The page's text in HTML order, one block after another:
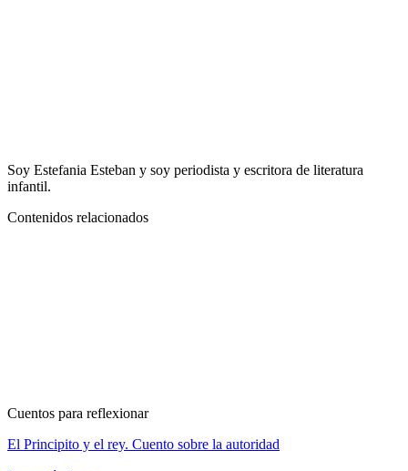
Soy Estefania Esteban y soy periodista y escritora de literatura
infantil.
Contenidos relacionados
Cuentos para reflexionar
El Principito y el rey. Cuento sobre la autoridad